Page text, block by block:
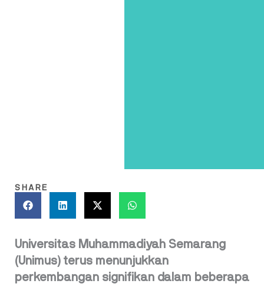
SHARE
Universitas Muhammadiyah Semarang
(Unimus) terus menunjukkan
perkembangan signifikan dalam beberapa